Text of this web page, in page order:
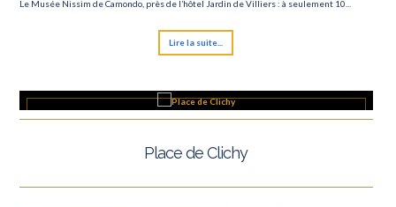
Le Musée Nissim de Camondo, près de l’hôtel Jardin de Villiers : à seulement 10...
Lire la suite...
Place de Clichy